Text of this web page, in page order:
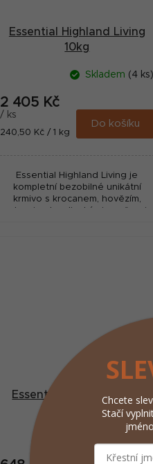
Essential Highland Living
10kg
Skladem (4 ks)
2 405 Kč
/ ks
Měrná
240,50 Kč / 1 kg
Do košíku
Essential Highland Living je
kompletní bezobilné unikátní
krmivo s krocanem, hovězím,
rybami nebo divokými opeřenci.
Essential Contour Small
Chcete
Stačí